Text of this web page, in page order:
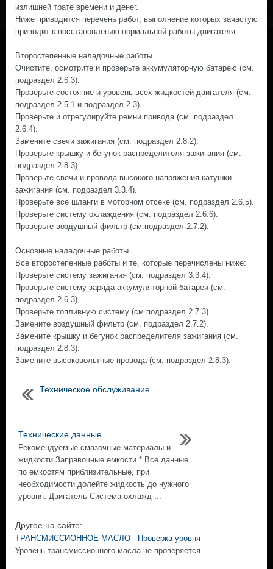
излишней трате времени и денег.
Ниже приводится перечень работ, выполнение которых зачастую
приводит к восстановлению нормальной работы двигателя.
Второстепенные наладочные работы
Очистите, осмотрите и проверьте аккумуляторную батарею (см.
подраздел 2.6.3).
Проверьте состояние и уровень всех жидкостей двигателя (см.
подраздел 2.5.1 и подраздел 2.3).
Проверьте и отрегулируйте ремни привода (см. подраздел
2.6.4).
Замените свечи зажигания (см. подраздел 2.8.2).
Проверьте крышку и бегунок распределителя зажигания (см.
подраздел 2.8.3).
Проверьте свечи и провода высокого напряжения катушки
зажигания (см. подраздел 3.3.4).
Проверьте все шланги в моторном отсеке (см. подраздел 2.6.5).
Проверьте систему охлаждения (см. подраздел 2.6.6).
Проверьте воздушный фильтр (см.подраздел 2.7.2).
Основные наладочные работы
Все второстепенные работы и те, которые перечислены ниже:
Проверьте систему зажигания (см. подраздел 3.3.4).
Проверьте систему заряда аккумуляторной батареи (см.
подраздел 2.6.3).
Проверьте топливную систему (см.подраздел 2.7.3).
Замените воздушный фильтр (см. подраздел 2.7.2).
Замените крышку и бегунок распределителя зажигания (см.
подраздел 2.8.3).
Замените высоковольтные провода (см. подраздел 2.8.3).
Техническое обслуживание
...
Технические данные
Рекомендуемые смазочные материалы и
жидкости Заправочные емкости * Все данные
по емкостям приблизительные, при
необходимости долейте жидкость до нужного
уровня. Двигатель Система охлажд ...
Другое на сайте:
ТРАНСМИССИОННОЕ МАСЛО - Проверка уровня
Уровень трансмиссионного масла не проверяется. ...